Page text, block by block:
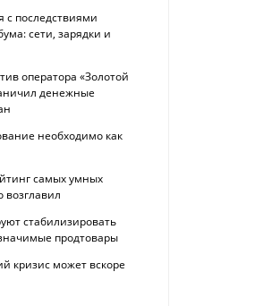
с последствиями
сети, зарядки и
оператора «Золотой
денежные
необходимо как
самых умных
возглавил
стабилизировать
продтовары
кризис может вскоре